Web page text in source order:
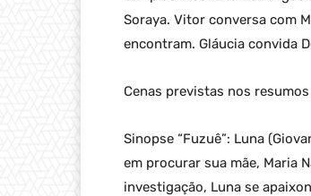
Soraya. Vitor conversa com
encontram. Gláucia convida
Cenas previstas nos
Sinopse “Fuzuê”: Luna
em procurar sua mãe, Maria
investigação, Luna se